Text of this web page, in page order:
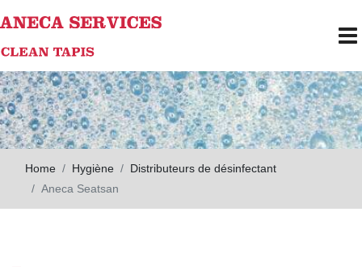
Home Hygiène
Distributeurs de désinfectant
Aneca Seatsan